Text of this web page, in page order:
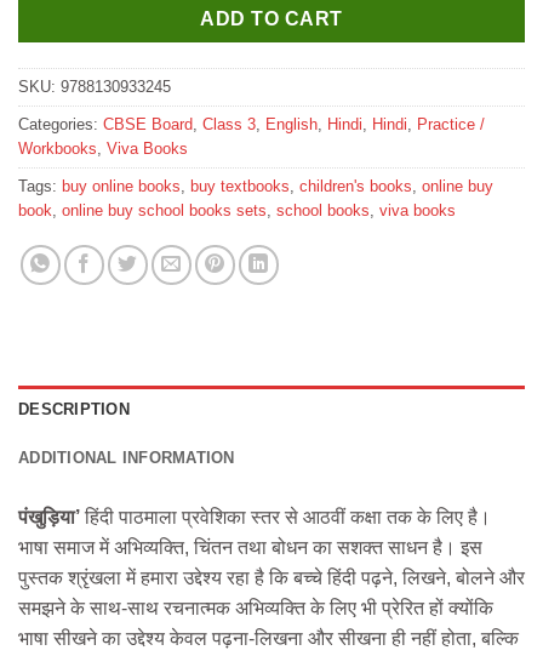
ADD TO CART
SKU: 9788130933245
Categories: CBSE Board Class 3 English Hindi Hindi
Practice /
Workbooks Viva Books
Tags: buy online books buy textbooks children's books online buy
book online buy school books sets school books viva books
DESCRIPTION
ADDITIONAL INFORMATION
पंखुड़िया’ हिंदी पाठमाला प्रवेशिका स्तर से आठवीं कक्षा तक के लिए है।
भाषा समाज में अभिव्यक्ति, चिंतन तथा बोधन का सशक्त साधन है। इस
पुस्तक श्रृंखला में हमारा उद्देश्य रहा है कि बच्चे हिंदी पढ़ने, लिखने, बोलने और
समझने के साथ-साथ रचनात्मक अभिव्यक्ति के लिए भी प्रेरित हों क्योंकि
भाषा सीखने का उद्देश्य केवल पढ़ना-लिखना और सीखना ही नहीं होता, बल्कि